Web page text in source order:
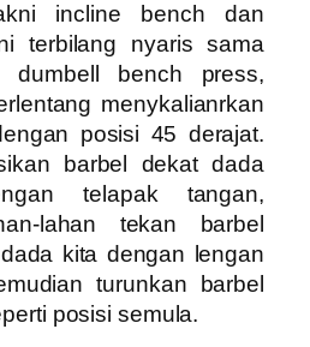
incline bench dan
terbilang nyaris sama
dumbell bench press,
menykalianrkan
posisi 45 derajat.
barbel dekat dada
telapak tangan,
lahan tekan barbel
kita dengan lengan
turunkan barbel
posisi semula.